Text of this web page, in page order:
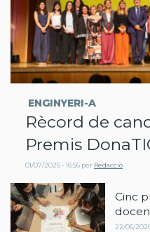
ENGINYERI-A
Rècord de
Premis
01/07/2026 - 16:56 per Redacció
Cinc
22/06/